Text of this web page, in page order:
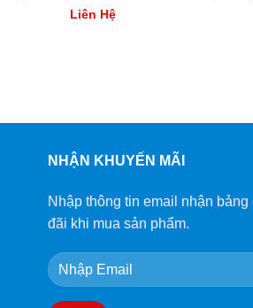
Liên Hệ
NHẬN KHUYẾN MÃI
Nhập thông tin email nhận
đãi khi mua sản phẩm.